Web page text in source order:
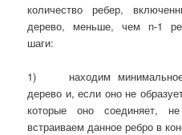
количество ребер,
дерево, меньше, чем n-1
шаги:
1) находим минимальное
дерево и, если оно не
которые оно соединяет,
встраиваем данное ребро в